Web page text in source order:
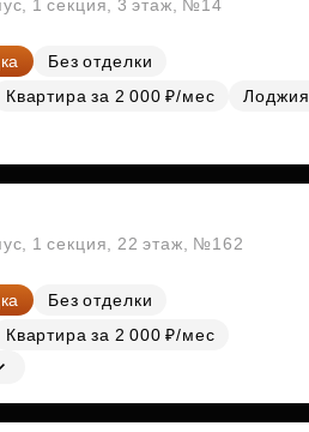
1 секция, 3 этаж, №14
Без отделки
Квартира за 2 000 ₽/мес
Лоджия
1 секция, 22 этаж, №162
Без отделки
Квартира за 2 000 ₽/мес